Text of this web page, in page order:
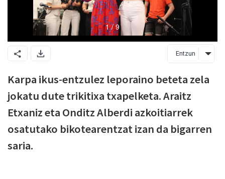
Entzun
Karpa ikus-entzulez leporaino beteta zela
jokatu dute trikitixa txapelketa. Araitz
Etxaniz eta Onditz Alberdi azkoitiarrek
osatutako bikotearentzat izan da bigarren
saria.